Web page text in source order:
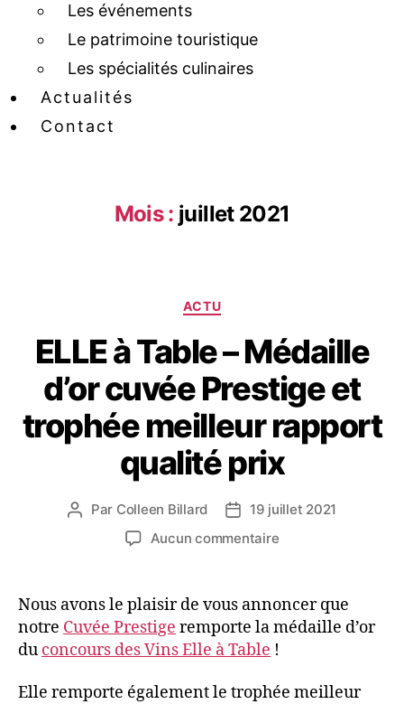
Les événements
Le patrimoine touristique
Les spécialités culinaires
Actualités
Contact
Mois : juillet 2021
ACTU
ELLE à Table – Médaille
d’or cuvée Prestige et
trophée meilleur rapport
qualité prix
Par Colleen Billard
19 juillet 2021
Aucun commentaire
Nous avons le plaisir de vous annoncer que
notre Cuvée Prestige remporte la médaille d’or
du concours des Vins Elle à Table !
Elle remporte également le trophée meilleur